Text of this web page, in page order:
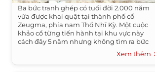
Ba bức tranh ghép có tuổi đời 2.000 năm
vừa được khai quật tại thành phố cổ
Zeugma, phía nam Thổ Nhĩ Kỳ. Một cuộc
khảo cổ từng tiến hành tại khu vực này
cách đây 5 năm nhưng không tìm ra bức
Xem thêm